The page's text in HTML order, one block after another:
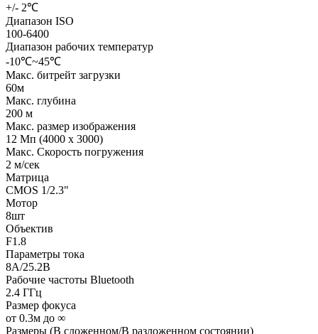
+/- 2℃
Диапазон ISO
100-6400
Диапазон рабочих температур
-10℃~45℃
Макс. битрейт загрузки
60м
Макс. глубина
200 м
Макс. размер изображения
12 Mп (4000 x 3000)
Макс. Скорость погружения
2 м/сек
Матрица
CMOS 1/2.3"
Мотор
8шт
Объектив
F1.8
Параметры тока
8A/25.2В
Рабочие частоты Bluetooth
2.4 ГГц
Размер фокуса
от 0.3м до ∞
Размеры (В сложенном/В разложенном состоянии)